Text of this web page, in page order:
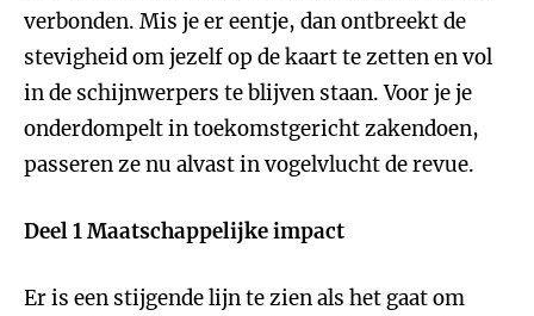
verbonden. Mis je er eentje, dan ontbreekt de
stevigheid om jezelf op de kaart te zetten en vol
in de schijnwerpers te blijven staan. Voor je je
onderdompelt in toekomstgericht zakendoen,
passeren ze nu alvast in vogelvlucht de revue.
Deel 1 Maatschappelijke impact
Er is een stijgende lijn te zien als het gaat om